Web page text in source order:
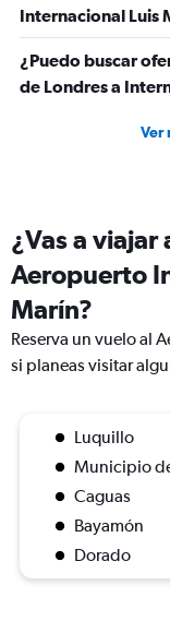
Internacional Luis
¿Puedo buscar
de Londres a
Ver
¿Vas a viajar
Aeropuerto
Marín?
Reserva un vuelo al
si planeas visitar
Luquillo
Municipio
Caguas
Bayamón
Dorado